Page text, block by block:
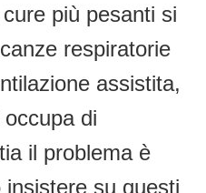
più pesanti si
respiratorie
assistita,
di
il problema è
su questi